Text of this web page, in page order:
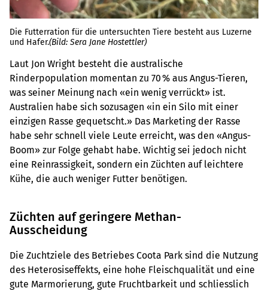
Die Futterration für die untersuchten Tiere besteht aus Luzerne
und Hafer.(Bild: Sera Jane Hostettler)
Laut Jon Wright besteht die australische
Rinderpopulation momentan zu 70 % aus Angus-Tieren,
was seiner Meinung nach «ein wenig verrückt» ist.
Australien habe sich sozusagen «in ein Silo mit einer
einzigen Rasse gequetscht.» Das Marketing der Rasse
habe sehr schnell viele Leute erreicht, was den «Angus-
Boom» zur Folge gehabt habe. Wichtig sei jedoch nicht
eine Reinrassigkeit, sondern ein Züchten auf leichtere
Kühe, die auch weniger Futter benötigen.
Züchten auf geringere Methan-
Ausscheidung
Die Zuchtziele des Betriebes Coota Park sind die Nutzung
des Heterosiseffekts, eine hohe Fleischqualität und eine
gute Marmorierung, gute Fruchtbarkeit und schliesslich